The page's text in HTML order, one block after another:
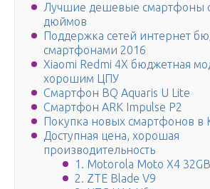
Лучшие дешевые смартфоны
дюймов
Поддержка сетей интернет
смартфонами 2016
Xiaomi Redmi 4X бюджетная
хорошим ЦПУ
Смартфон BQ Aquaris U Lite
Смартфон ARK Impulse P2
Покупка новых смартфонов в
Доступная цена, хорошая
производительность
1. Motorola Moto X4 32GB
2. ZTE Blade V9